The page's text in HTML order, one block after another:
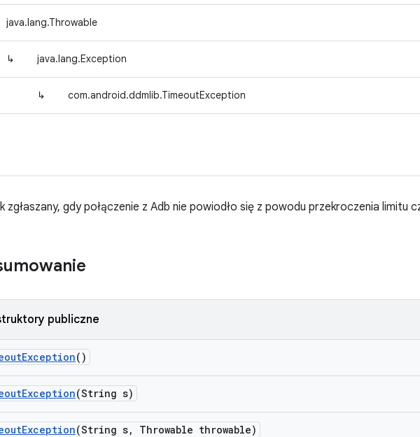
java.lang.Throwable
↳ java.lang.Exception
↳ com.android.ddmlib.TimeoutException
zgłaszany, gdy połączenie z Adb nie powiodło się z powodu przekroczenia limitu
publiczne
Exception()
Exception(String s)
Exception(String s, Throwable throwable)